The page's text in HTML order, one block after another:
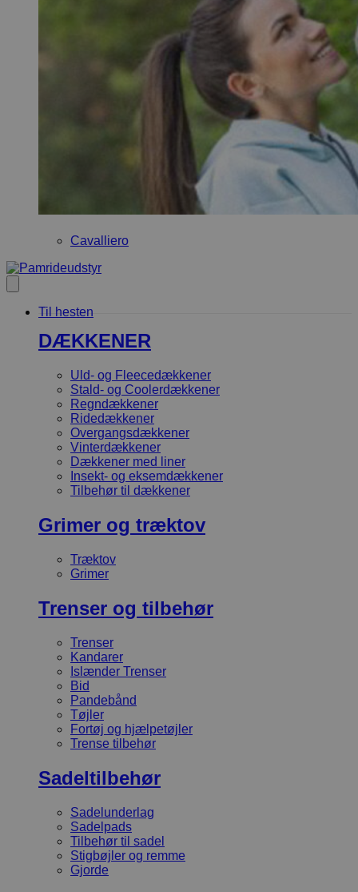
Cavalliero
Til hesten
DÆKKENER
Uld- og Fleecedækkener
Stald- og Coolerdækkener
Regndækkener
Ridedækkener
Overgangsdækkener
Vinterdækkener
Dækkener med liner
Insekt- og eksemdækkener
Tilbehør til dækkener
Grimer og træktov
Træktov
Grimer
Trenser og tilbehør
Trenser
Kandarer
Islænder Trenser
Bid
Pandebånd
Tøjler
Fortøj og hjælpetøjler
Trense tilbehør
Sadeltilbehør
Sadelunderlag
Sadelpads
Tilbehør til sadel
Stigbøjler og remme
Gjorde